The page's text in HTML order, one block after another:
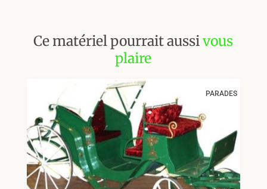
Ce matériel pourrait aussivous
plaire
PARADES